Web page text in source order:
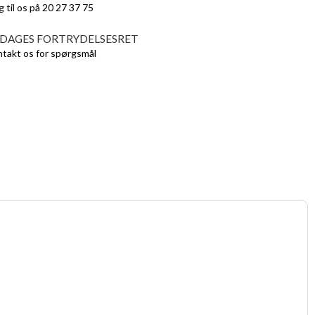
til os på 20 27 37 75
FORTRYDELSESRET
os for spørgsmål